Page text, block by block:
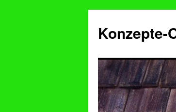
Konzepte-